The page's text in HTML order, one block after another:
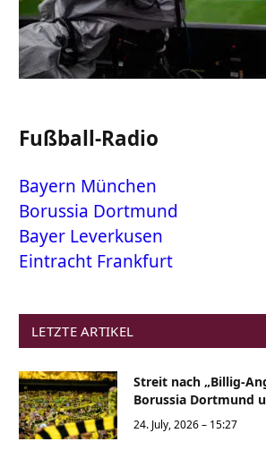
Fußball-Radio
Bayern München
Borussia Dortmund
Bayer Leverkusen
Eintracht Frankfurt
LETZTE ARTIKEL
Streit nach „Billig-
Borussia Dortmund
24. July, 2026 – 15:27